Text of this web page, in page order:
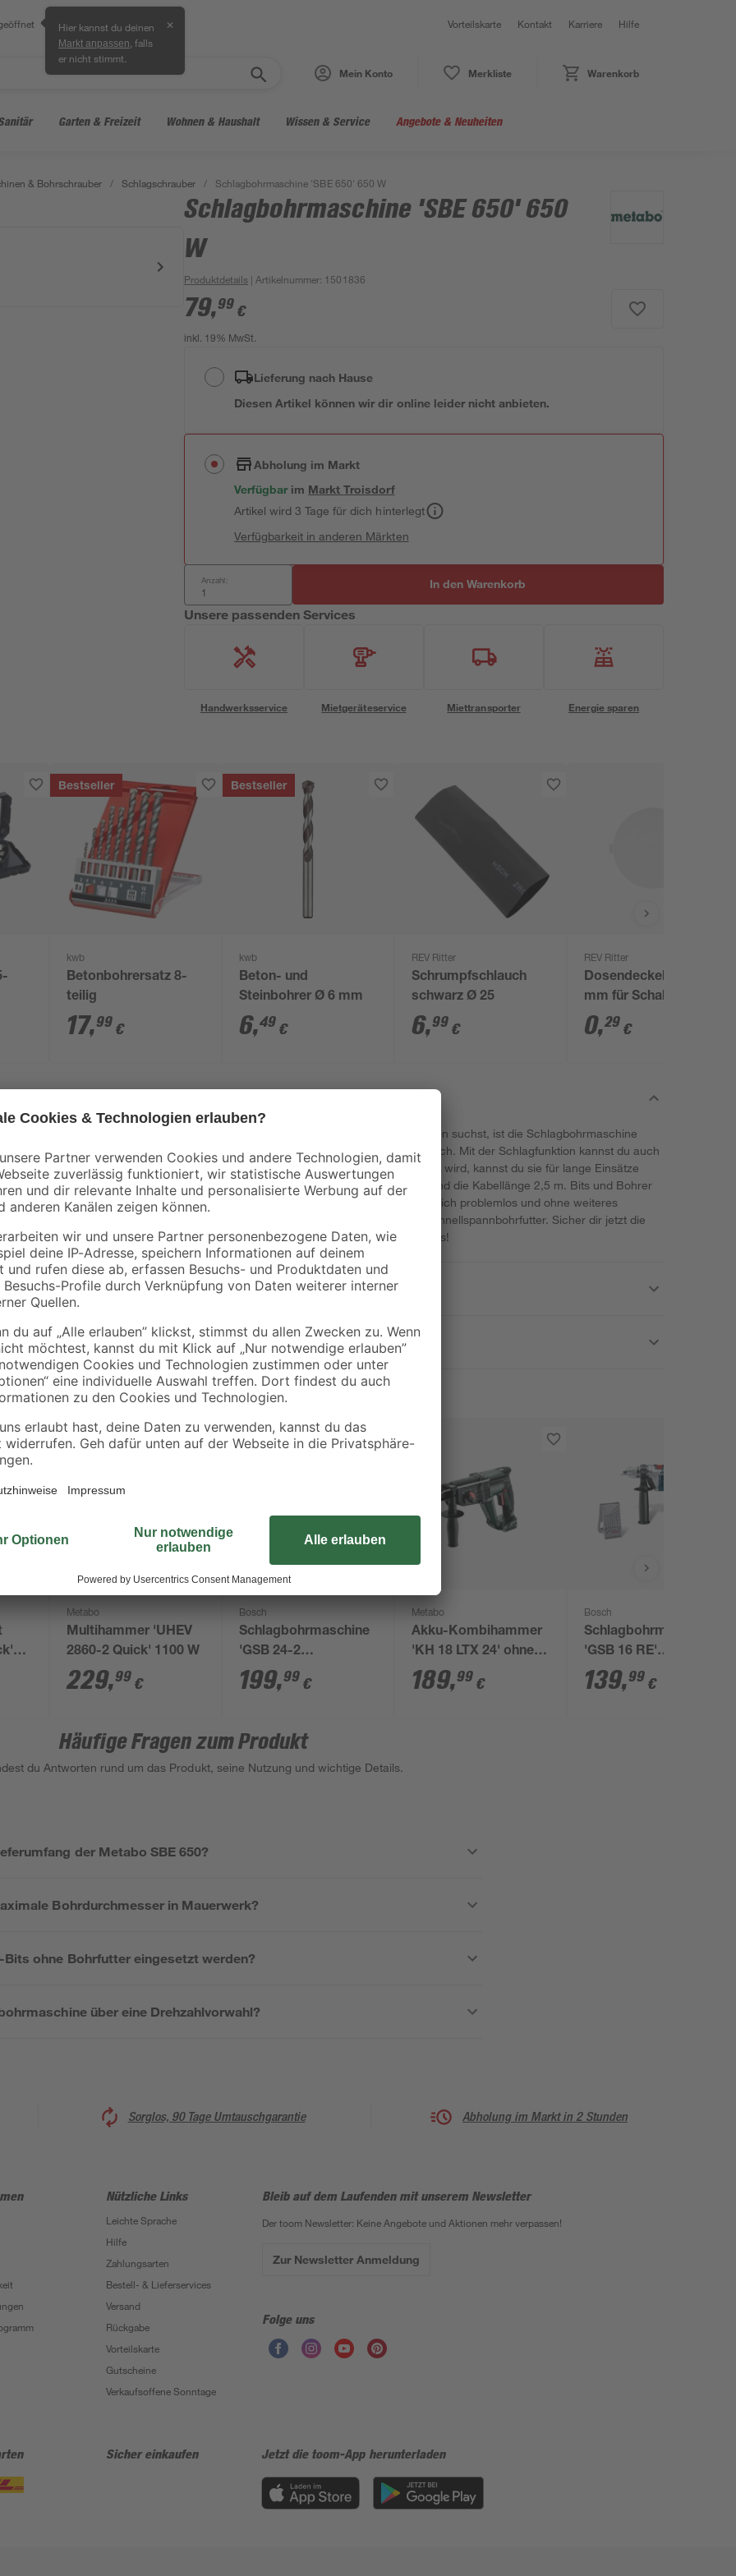
Hier kannst du deinen
Markt anpassen , falls
er nicht stimmt.
✕ Vorteilskarte Kontakt Karriere Hilfe
Mein Konto Merkliste Warenkorb
Garten & Freizeit Wohnen & Haushalt Wissen & Service Angebote & Neuheiten
& Bohrschrauber / Schlagschrauber / Schlagbohrmaschine 'SBE 650' 650 W
Schlagbohrmaschine 'SBE 650' 650
W
Produktdetails | Artikelnummer: 1501836
79,99 €
inkl. 19% MwSt.
Lieferung nach Hause
Diesen Artikel können wir dir online leider nicht anbieten.
Abholung im Markt
Verfügbar im MarktTroisdorf
Artikel wird 3 Tage für dich hinterlegt
Verfügbarkeit in anderen Märkten
Anzahl: In den Warenkorb
Unsere passenden Services
Handwerksservice Mietgeräteservice Miettransporter Energie sparen
Bestseller
kwb
Betonbohrersatz 8-
teilig
17,99 €
Bestseller
kwb
Beton- und
Steinbohrer Ø 6 mm
6,49 €
REV Ritter
Schrumpfschlauch
schwarz Ø 25
6,99 €
REV Ritter
Dosendeckel Ø 68
mm für Schalterdose
60 mm weiß
0,29 €
Drehzahlen
Wenn du ein Gerät für Bohr- und Schraubarbeiten suchst, ist die Schlagbohrmaschine
'SBE 650' von Metabo genau das Richtige für dich. Mit der Schlagfunktion kannst du auch
in Beton bohren. Da sie per Netzstrom betrieben wird, kannst du sie für lange Einsätze
verwenden. Dabei beträgt die Leistung 650 W und die Kabellänge 2,5 m. Bits und Bohrer
mit einem Durchmesser von 1,5-13 mm lassen sich problemlos und ohne weiteres
Werkzeug wechseln. Möglich macht das das Schnellspannbohrfutter. Sicher dir jetzt die
Schlagbohrmaschine und leg mit dem Bohren los!
Metabo
Multihammer 'UHEV
2860-2 Quick' 1100 W
229,99 €
Bosch
Schlagbohrmaschine
'GSB 24-2
Professional'
199,99 €
Metabo
Akku-Kombihammer
'KH 18 LTX 24' ohne
Akku und Ladegerät,
im Kunststoffkoffer
189,99 €
Bosch
Schlagbohrmaschine
'GSB 16 RE'
Professional mit
Transportbox
139,99 €
Häufige Fragen zum Produkt
du Antworten rund um das Produkt, seine Nutzung und wichtige Details.
der Metabo SBE 650?
Bohrdurchmesser in Mauerwerk?
Bits ohne Bohrfutter eingesetzt werden?
über eine Drehzahlvorwahl?
Sorglos, 90 Tage Umtauschgarantie Abholung im Markt in 2 Stunden
Nützliche Links
Leichte Sprache
Hilfe
Zahlungsarten
Bestell- & Lieferservices
Versand
Rückgabe
Vorteilskarte
Gutscheine
Verkaufsoffene Sonntage
Bleib auf dem Laufenden mit unserem Newsletter
Der toom Newsletter: Keine Angebote und Aktionen mehr verpassen!
Zur Newsletter Anmeldung
Folge uns
Sicher einkaufen Jetzt die toom-App herunterladen